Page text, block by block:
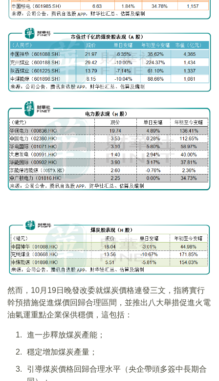
然而，10月19日晚發改委就煤炭價格連發三文，指將實行
幹預措施促進煤價回歸合理區間，並推出八大舉措促進火電
油氣運重點企業保供穩價，這包括：
進一步釋放煤炭產能；
穩定增加煤炭產量；
引導煤炭價格回歸合理水平（央企帶頭多簽中長期合